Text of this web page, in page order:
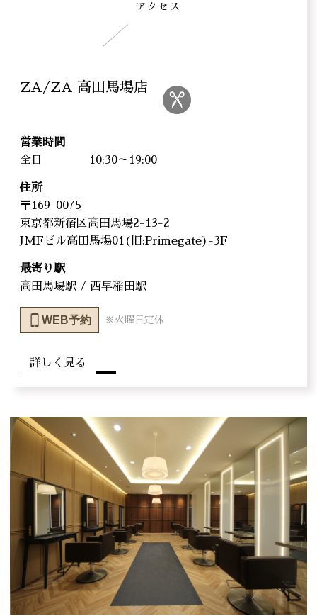
アクセス
ZA/ZA 高田馬場店
営業時間
全日
10:30～19:00
住所
〒169-0075
東京都新宿区高田馬場2-13-2
JMFビル高田馬場01(旧:Primegate)-3F
最寄り駅
高田馬場駅 / 西早稲田駅
WEB予約 ※火曜日定休
詳しく見る